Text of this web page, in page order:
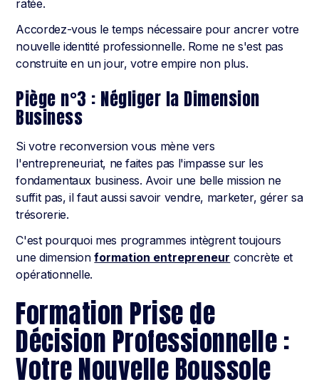
ratée.
Accordez-vous le temps nécessaire pour ancrer votre
nouvelle identité professionnelle. Rome ne s'est pas
construite en un jour, votre empire non plus.
Piège n°3 : Négliger la Dimension
Business
Si votre reconversion vous mène vers
l'entrepreneuriat, ne faites pas l'impasse sur les
fondamentaux business. Avoir une belle mission ne
suffit pas, il faut aussi savoir vendre, marketer, gérer sa
trésorerie.
C'est pourquoi mes programmes intègrent toujours
une dimensionformation entrepreneur concrète et
opérationnelle.
Formation Prise de
Décision Professionnelle :
Votre Nouvelle Boussole